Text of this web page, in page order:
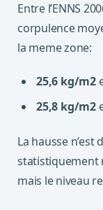
Entre l’ENNS
corpulence
la meme zone:
25,6 kg/m2
25,8 kg/m2
La hausse
statistiquement
mais le niveau